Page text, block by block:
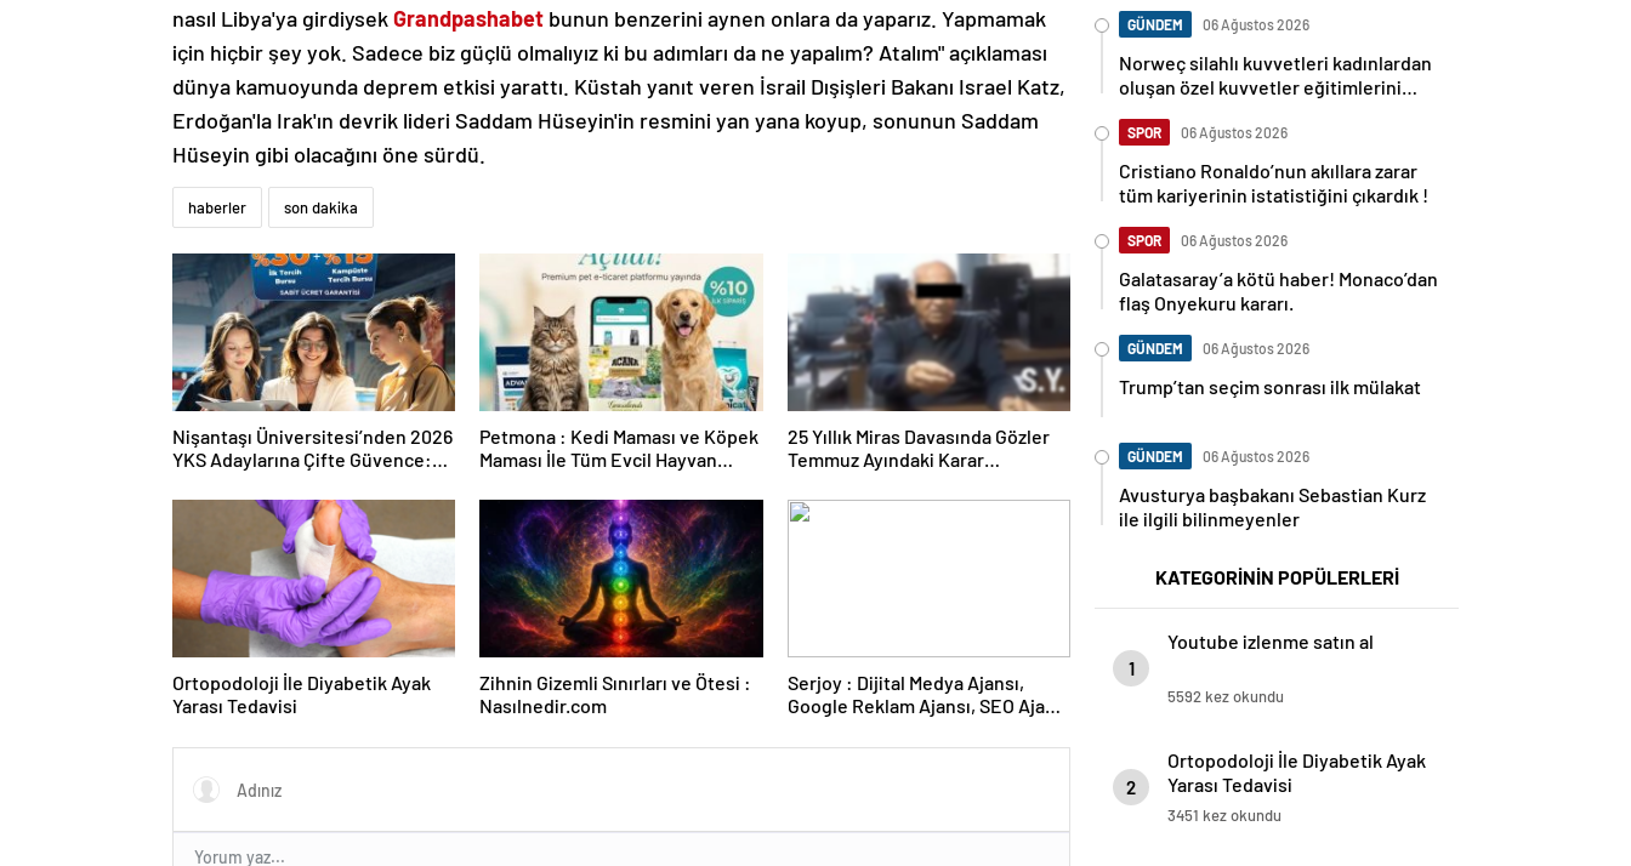
nasıl Libya'ya girdiysekGrandpashabet bunun benzerini aynen onlara da yaparız. Yapmamak
için hiçbir şey yok. Sadece biz güçlü olmalıyız ki bu adımları da ne yapalım? Atalım" açıklaması
dünya kamuoyunda deprem etkisi yarattı. Küstah yanıt veren İsrail Dışişleri Bakanı Israel Katz,
Erdoğan'la Irak'ın devrik lideri Saddam Hüseyin'in resmini yan yana koyup, sonunun Saddam
Hüseyin gibi olacağını öne sürdü.
haberler son dakika
Nişantaşı Üniversitesi’nden 2026
YKS Adaylarına Çifte Güvence:
Petmona : Kedi Maması ve Köpek
Maması İle Tüm Evcil Hayvan
25 Yıllık Miras Davasında Gözler
Temmuz Ayındaki Karar
Ortopodoloji İle Diyabetik Ayak
Yarası Tedavisi
Zihnin Gizemli Sınırları ve Ötesi :
Nasılnedir.com
Serjoy : Dijital Medya Ajansı,
Google Reklam Ajansı, SEO Ajansı
GÜNDEM 06 Ağustos 2026
Norweç silahlı kuvvetleri kadınlardan
oluşan özel kuvvetler eğitimlerini
SPOR 06 Ağustos 2026
Cristiano Ronaldo’nun akıllara zarar
tüm kariyerinin istatistiğini çıkardık !
SPOR 06 Ağustos 2026
Galatasaray’a kötü haber! Monaco’dan
flaş Onyekuru kararı.
GÜNDEM 06 Ağustos 2026
Trump’tan seçim sonrası ilk mülakat
GÜNDEM 06 Ağustos 2026
Avusturya başbakanı Sebastian Kurz
ile ilgili bilinmeyenler
KATEGORİNİN POPÜLERLERİ
1
Youtube izlenme satın al
5592 kez okundu
2
Ortopodoloji İle Diyabetik Ayak
Yarası Tedavisi
3451 kez okundu